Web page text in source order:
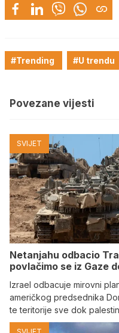
#Trending #U trendu
Povezane vijesti
SVIJET
Netanjahu odbacio
povlačimo se iz Gaze
Izrael odbacuje mirovni
američkog predsednika
te teritorije sve dok